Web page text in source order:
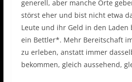
generell, aber manche Orte
störst eher und bist nicht etwa
Leute und ihr Geld in den
ein Bettler*. Mehr Bereitschaft
zu erleben, anstatt immer
bekommen, gleich aussehend,